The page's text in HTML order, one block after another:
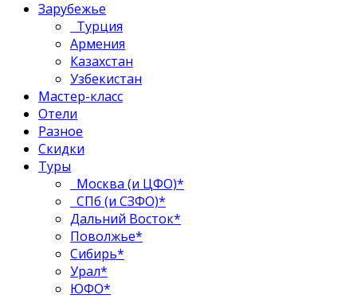
Зарубежье
Турция
Армения
Казахстан
Узбекистан
Мастер-класс
Отели
Разное
Скидки
Туры
Москва (и ЦФО)*
СПб (и СЗФО)*
Дальний Восток*
Поволжье*
Сибирь*
Урал*
ЮФО*